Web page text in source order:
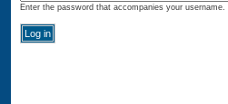
Enter the password that accompanies your username.